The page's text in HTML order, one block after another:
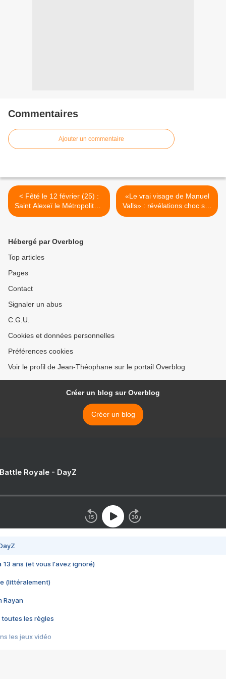
Commentaires
Ajouter un commentaire
< Fêté le 12 février (25) :
Saint Alexeï le Métropolitain
de Moscou et Thaumaturge
«Le vrai visage de Manuel
Valls» : révélations choc sur
le premier Ministre >
Hébergé par Overblog
Top articles
Pages
Contact
Signaler un abus
C.G.U.
Cookies et données personnelles
Préférences cookies
Voir le profil de Jean-Théophane sur le portail Overblog
Créer un blog sur Overblog
Créer un blog
Royale - DayZ
13 ans (et vous l'avez ignoré)
(littéralement)
Rayan
toutes les règles
les jeux vidéo